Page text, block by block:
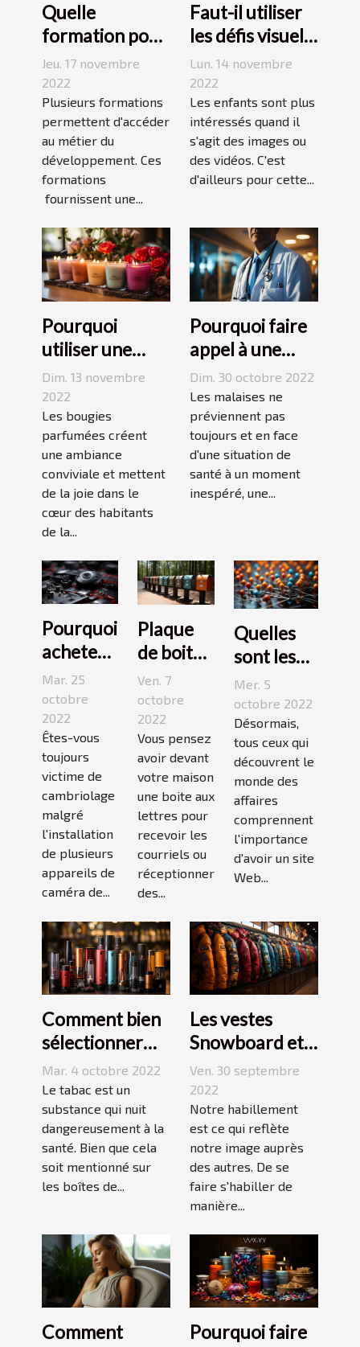
Quelle
formation pour
travailler dans
le
développement
durable ?
Jeu. 17 novembre
2022
Plusieurs formations
permettent d'accéder
au métier du
développement. Ces
formations
fournissent une...
Faut-il utiliser
les défis visuels
pour enseigner
aux enfants ?
Lun. 14 novembre
2022
Les enfants sont plus
intéressés quand il
s'agit des images ou
des vidéos. C'est
d'ailleurs pour cette...
Pourquoi
utiliser une
bougie
parfumée?
Dim. 13 novembre
2022
Les bougies
parfumées créent
une ambiance
conviviale et mettent
de la joie dans le
cœur des habitants
de la...
Pourquoi faire
appel à une
maison
médicale de
garde ?
Dim. 30 octobre 2022
Les malaises ne
préviennent pas
toujours et en face
d'une situation de
santé à un moment
inespéré, une...
Pourquoi
acheter
une
caméra
espion ?
Mar. 25
octobre
2022
Êtes-vous
toujours
victime de
cambriolage
malgré
l'installation
de plusieurs
appareils de
caméra de...
Plaque
de boite
aux
lettres :3
conseils
pour bien
choisir
un bon
modèle
Ven. 7
octobre
2022
Vous pensez
avoir devant
votre maison
une boite aux
lettres pour
recevoir les
courriels ou
réceptionner
des...
Quelles
sont les
meilleures
stratégies
de
netlinking
?
Mer. 5
octobre 2022
Désormais,
tous ceux qui
découvrent le
monde des
affaires
comprennent
l'importance
d'avoir un site
Web...
Comment bien
sélectionner
une cigarette
électronique ?
Mar. 4 octobre 2022
Le tabac est un
substance qui nuit
dangereusement à la
santé. Bien que cela
soit mentionné sur
les boîtes de...
Les vestes
Snowboard et
Ski
Ven. 30 septembre
2022
Notre habillement
est ce qui reflète
notre image auprès
des autres. De se
faire s'habiller de
manière...
Comment
Pourquoi faire